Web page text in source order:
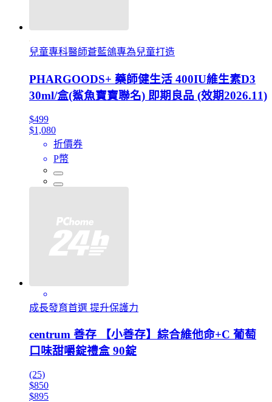
兒童專科醫師蒼藍鴿專為兒童打造
PHARGOODS+ 藥師健生活 400IU維生素D3
30ml/盒(鯊魚寶寶聯名) 即期良品 (效期2026.11)
$499
$1,080
折價券
P幣
成長發育首選 提升保護力
centrum 善存 【小善存】綜合維他命+C 葡萄
口味甜嚼錠禮盒 90錠
(25)
$850
$895